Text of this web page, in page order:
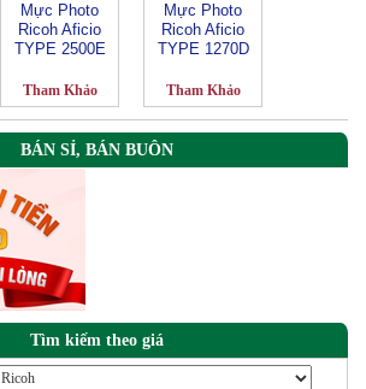
Mực Photo
Ricoh Aficio
TYPE 2500E
Tham Khảo
Mực Photo
Ricoh Aficio
TYPE 1270D
Tham Khảo
BÁN SỈ, BÁN BUÔN
Tìm kiếm theo giá